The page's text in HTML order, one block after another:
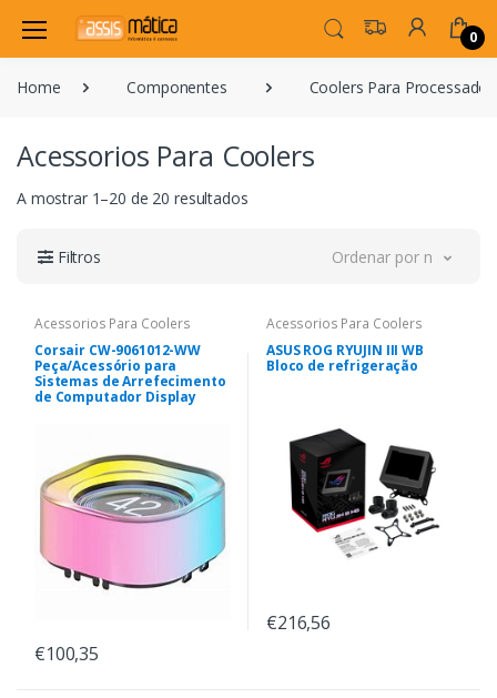
0
Home Componentes Coolers Para Processador
Acessorios Para Coolers
A mostrar 1–20 de 20 resultados
Filtros Ordenar por novidade
Acessorios Para Coolers
Corsair CW-9061012-WW
Peça/Acessório para
Sistemas de Arrefecimento
de Computador Display
€100,35
Acessorios Para Coolers
ASUS ROG RYUJIN III WB
Bloco de refrigeração
€216,56